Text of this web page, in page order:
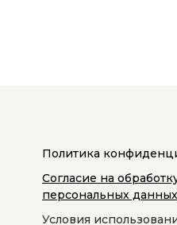
Политика
Согласие на
персональных данных
Условия